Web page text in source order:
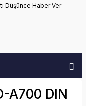
Düşünce Haber Ver
A700 DIN